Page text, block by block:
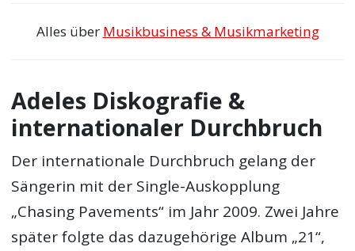
Alles über Musikbusiness & Musikmarketing
Adeles Diskografie &
internationaler Durchbruch
Der internationale Durchbruch gelang der
Sängerin mit der Single-Auskopplung
„Chasing Pavements“ im Jahr 2009. Zwei Jahre
später folgte das dazugehörige Album „21“,